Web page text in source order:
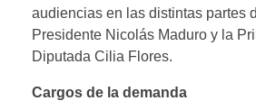
audiencias en las distintas partes
Presidente Nicolás Maduro y la
Diputada Cilia Flores.
Cargos de la demanda